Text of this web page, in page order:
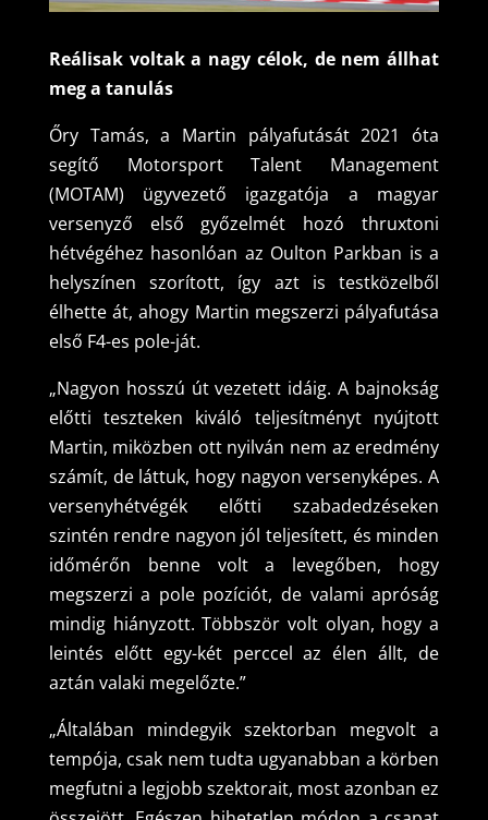
Reálisak voltak a nagy célok, de nem állhat
meg a tanulás
Őry Tamás, a Martin pályafutását 2021 óta
segítő Motorsport Talent Management
(MOTAM) ügyvezető igazgatója a magyar
versenyző első győzelmét hozó thruxtoni
hétvégéhez hasonlóan az Oulton Parkban is a
helyszínen szorított, így azt is testközelből
élhette át, ahogy Martin megszerzi pályafutása
első F4-es pole-ját.
„Nagyon hosszú út vezetett idáig. A bajnokság
előtti teszteken kiváló teljesítményt nyújtott
Martin, miközben ott nyilván nem az eredmény
számít, de láttuk, hogy nagyon versenyképes. A
versenyhétvégék előtti szabadedzéseken
szintén rendre nagyon jól teljesített, és minden
időmérőn benne volt a levegőben, hogy
megszerzi a pole pozíciót, de valami apróság
mindig hiányzott. Többször volt olyan, hogy a
leintés előtt egy-két perccel az élen állt, de
aztán valaki megelőzte.”
„Általában mindegyik szektorban megvolt a
tempója, csak nem tudta ugyanabban a körben
megfutni a legjobb szektorait, most azonban ez